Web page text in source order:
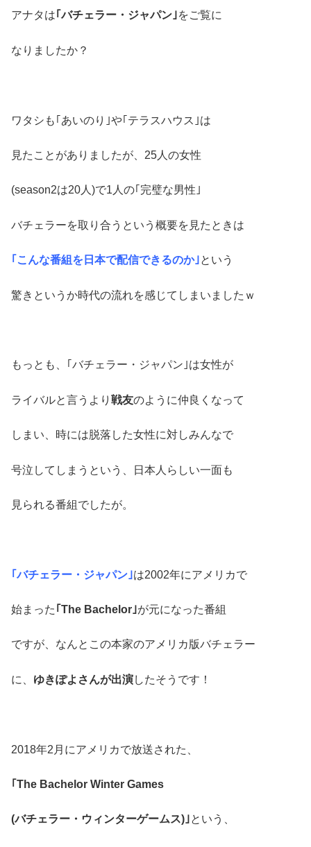
アナタは｢バチェラー・ジャパン｣をご覧に
なりましたか？
ワタシも｢あいのり｣や｢テラスハウス｣は
見たことがありましたが、25人の女性
(season2は20人)で1人の｢完璧な男性｣
バチェラーを取り合うという概要を見たときは
｢こんな番組を日本で配信できるのか｣という
驚きというか時代の流れを感じてしまいましたｗ
もっとも、｢バチェラー・ジャパン｣は女性が
ライバルと言うより 戦友のように仲良くなって
しまい、時には脱落した女性に対しみんなで
号泣してしまうという、日本人らしい一面も
見られる番組でしたが。
｢バチェラー・ジャパン｣は2002年にアメリカで
始まった ｢The Bachelor｣が元になった番組
ですが、なんとこの本家のアメリカ版バチェラー
に、 ゆきぽよさんが出演したそうです！
2018年2月にアメリカで放送された、
｢The Bachelor Winter Games
(バチェラー ・ウィンターゲームス)｣という、